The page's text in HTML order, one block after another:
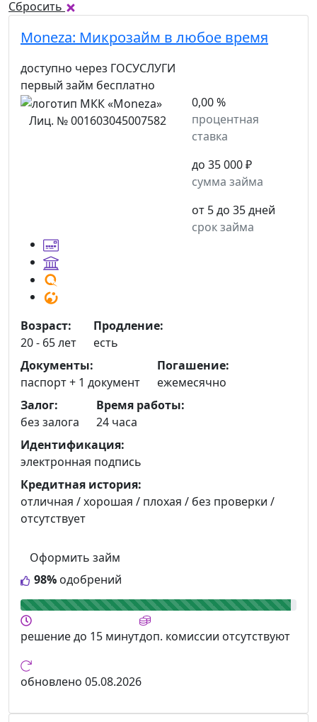
Сбросить
Moneza: Микрозайм в любое время
доступно через ГОСУСЛУГИ
первый займ бесплатно
Лиц. № 001603045007582
0,00 %
процентная
ставка
до 35 000 ₽
сумма займа
от 5 до 35 дней
срок займа
98% одобрений
Оформить займ
Возраст:
20 - 65 лет
Продление:
есть
Документы:
паспорт + 1 документ
Погашение:
ежемесячно
Залог:
без залога
Время работы:
24 часа
Идентификация:
электронная подпись
Кредитная история:
отличная / хорошая / плохая / без проверки /
отсутствует
решениедо 15 минутдоп. комиссии отсутствуют
обновлено 05.08.2026